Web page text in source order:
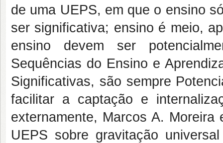
de uma UEPS, em que o ensino
ser significativa; ensino é meio,
ensino devem ser
Sequências do Ensino e
Significativas, são sempre
facilitar a captação e
externamente, Marcos A.
UEPS sobre gravitação